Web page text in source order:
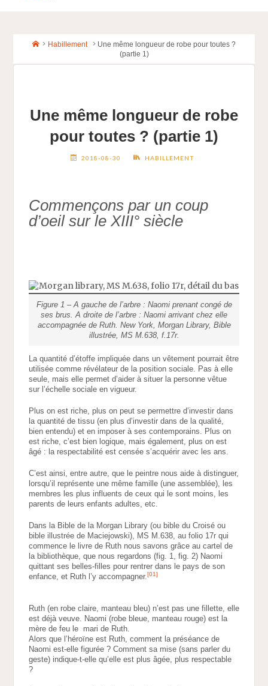
HomeHabillement
Une même longueur de robe pour toutes ?
(partie 1)
Une même longueur de robe
pour toutes ? (partie 1)
2018-08-30 HABILLEMENT
Commençons par un coup
d’oeil sur le XIII° siècle
Figure 1 – A gauche de l’arbre : Naomi prenant congé de
ses brus. A droite de l’arbre : Naomi arrivant chez elle
accompagnée de Ruth. New York, Morgan Library, Bible
illustrée, MS M.638, f.17r.
La quantité d’étoffe impliquée dans un vêtement pourrait être
utilisée comme révélateur de la position sociale. Pas à elle
seule, mais elle permet d’aider à situer la personne vêtue
sur l’échelle sociale en vigueur.
Plus on est riche, plus on peut se permettre d’investir dans
la quantité de tissu (en plus d’investir dans de la qualité,
bien entendu) et en imposer à ses contemporains. Plus on
est riche, c’est bien logique, mais également, plus on est
âgé : la respectabilité est censée s’acquérir avec les ans.
C’est ainsi, entre autre, que le peintre nous aide à distinguer,
lorsqu’il représente une même famille (une assemblée), les
membres les plus influents de ceux qui le sont moins, les
parents de leurs enfants adultes, etc.
Dans la Bible de la Morgan Library (ou bible du Croisé ou
bible illustrée de Maciejowski), MS M.638, au folio 17r qui
commence le livre de Ruth nous savons grâce au cartel de
la bibliothèque, que nous regardons (fig. 1, fig. 2) Naomi
quittant ses belles-filles pour rentrer dans le pays de son
enfance, et Ruth l’y accompagner.[01]
Ruth (en robe claire, manteau bleu) n’est pas une fillette, elle
est déjà veuve. Naomi (robe bleue, manteau rouge) est la
mère de feu le mari de Ruth.
Alors que l’héroïne est Ruth, comment la préséance de
Naomi est-elle figurée ? Comment sa mise (sans parler du
geste) indique-t-elle qu’elle est plus âgée, plus respectable
?